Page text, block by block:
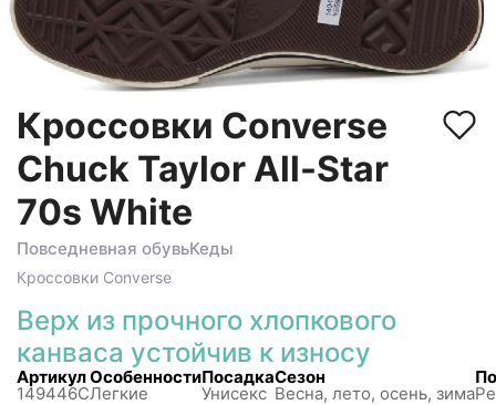
Кроссовки Converse
Chuck Taylor All-Star
70s White
Повседневная обувьКеды
Кроссовки Converse
Верх из прочного хлопкового
канваса устойчив к износу
Артикул
149446C
Особенности
Легкие
Посадка
Унисекс
Сезон
Весна, лето, осень, зима